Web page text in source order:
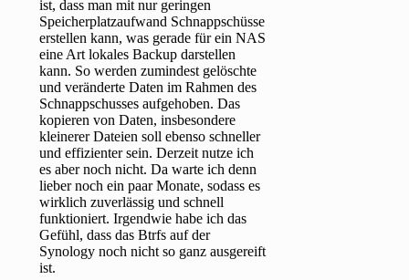
ist, dass man mit nur geringen
Speicherplatzaufwand Schnappschüsse
erstellen kann, was gerade für ein NAS
eine Art lokales Backup darstellen
kann. So werden zumindest gelöschte
und veränderte Daten im Rahmen des
Schnappschusses aufgehoben. Das
kopieren von Daten, insbesondere
kleinerer Dateien soll ebenso schneller
und effizienter sein. Derzeit nutze ich
es aber noch nicht. Da warte ich denn
lieber noch ein paar Monate, sodass es
wirklich zuverlässig und schnell
funktioniert. Irgendwie habe ich das
Gefühl, dass das Btrfs auf der
Synology noch nicht so ganz ausgereift
ist.